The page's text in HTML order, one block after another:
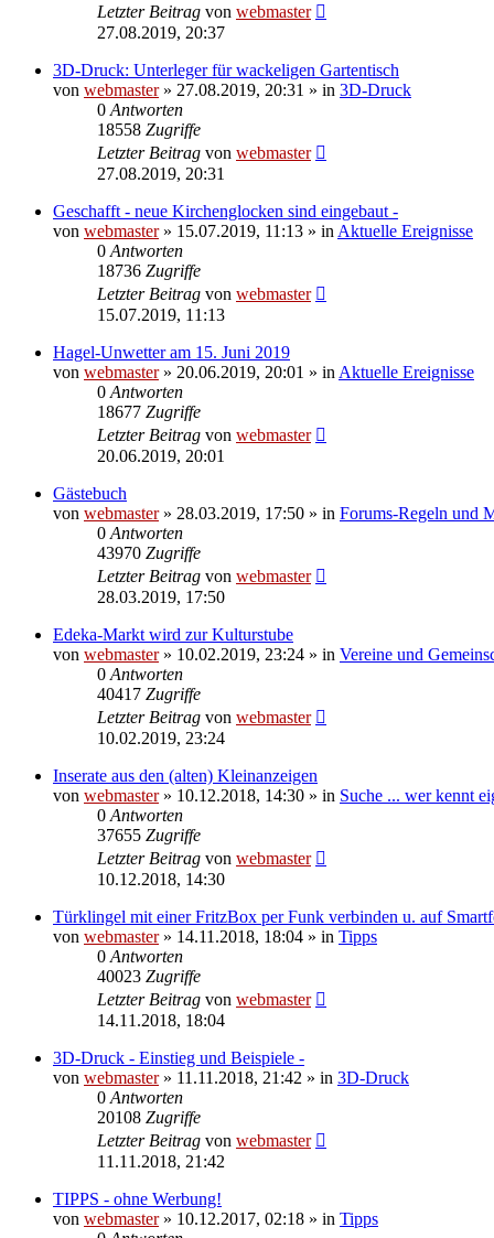
Letzter Beitrag von webmaster
27.08.2019, 20:37
3D-Druck: Unterleger für wackeligen Gartentisch
von webmaster» 27.08.2019, 20:31 » in 3D-Druck
0 Antworten
18558 Zugriffe
Letzter Beitrag von webmaster
27.08.2019, 20:31
Geschafft - neue Kirchenglocken sind eingebaut -
von webmaster» 15.07.2019, 11:13 » in Aktuelle Ereignisse
0 Antworten
18736 Zugriffe
Letzter Beitrag von webmaster
15.07.2019, 11:13
Hagel-Unwetter am 15. Juni 2019
von webmaster» 20.06.2019, 20:01 » in Aktuelle Ereignisse
0 Antworten
18677 Zugriffe
Letzter Beitrag von webmaster
20.06.2019, 20:01
Gästebuch
von webmaster» 28.03.2019, 17:50 » in Forums-Regeln und
0 Antworten
43970 Zugriffe
Letzter Beitrag von webmaster
28.03.2019, 17:50
Edeka-Markt wird zur Kulturstube
von webmaster» 10.02.2019, 23:24 » in Vereine und
0 Antworten
40417 Zugriffe
Letzter Beitrag von webmaster
10.02.2019, 23:24
Inserate aus den (alten) Kleinanzeigen
von webmaster» 10.12.2018, 14:30 » in Suche ... wer kennt
0 Antworten
37655 Zugriffe
Letzter Beitrag von webmaster
10.12.2018, 14:30
Türklingel mit einer FritzBox per Funk verbinden u. auf
von webmaster» 14.11.2018, 18:04 » in Tipps
0 Antworten
40023 Zugriffe
Letzter Beitrag von webmaster
14.11.2018, 18:04
3D-Druck - Einstieg und Beispiele -
von webmaster» 11.11.2018, 21:42 » in 3D-Druck
0 Antworten
20108 Zugriffe
Letzter Beitrag von webmaster
11.11.2018, 21:42
TIPPS - ohne Werbung!
von webmaster» 10.12.2017, 02:18 » in Tipps